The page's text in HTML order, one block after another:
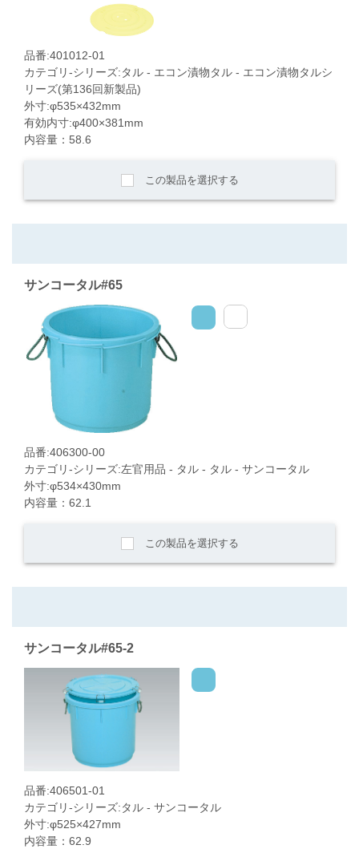
品番:401012-01
カテゴリ-シリーズ:タル - エコン漬物タル - エコン漬物タルシ
リーズ(第136回新製品)
外寸:φ535×432mm
有効内寸:φ400×381mm
内容量：58.6
この製品を選択する
サンコータル#65
品番:406300-00
カテゴリ-シリーズ:左官用品 - タル - タル - サンコータル
外寸:φ534×430mm
内容量：62.1
この製品を選択する
サンコータル#65-2
品番:406501-01
カテゴリ-シリーズ:タル - サンコータル
外寸:φ525×427mm
内容量：62.9